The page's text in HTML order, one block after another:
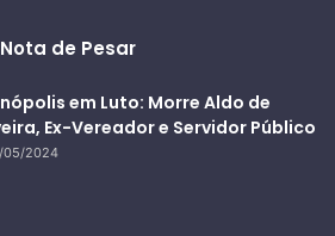
Nota de Pesar
em Luto: Morre Aldo de
Ex-Vereador e Servidor Público
05/2024